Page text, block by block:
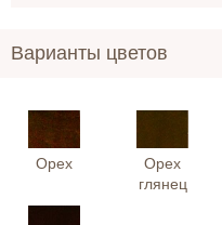
Варианты цветов
Орех
Орех
глянец